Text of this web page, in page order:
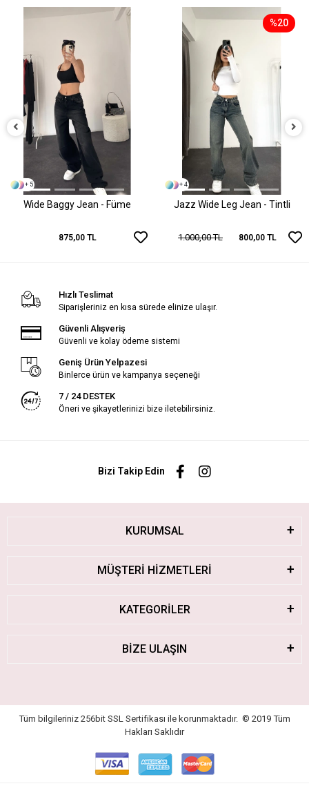
+ 5
Wide Baggy Jean - Füme
875,00 TL
%20
+ 4
Jazz Wide Leg Jean - Tintli
1.000,00 TL 800,00 TL
Hızlı Teslimat
Siparişleriniz en kısa sürede elinize ulaşır.
Güvenli Alışveriş
Güvenli ve kolay ödeme sistemi
Geniş Ürün Yelpazesi
Binlerce ürün ve kampanya seçeneği
7 / 24 DESTEK
Öneri ve şikayetlerinizi bize iletebilirsiniz.
Bizi Takip Edin
KURUMSAL
MÜŞTERİ HİZMETLERİ
KATEGORİLER
BİZE ULAŞIN
Tüm bilgileriniz 256bit SSL Sertifikası ile korunmaktadır. © 2019 Tüm
Hakları Saklıdır